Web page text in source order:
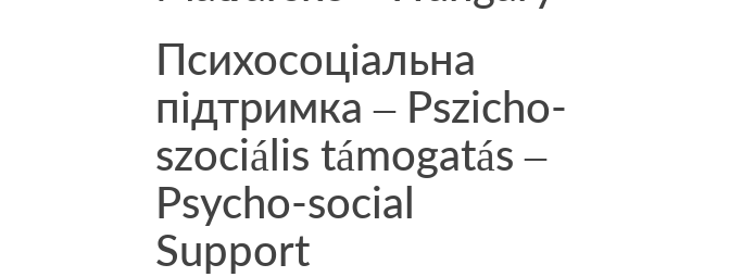
Психосоціальна
підтримка – Pszicho-
szociális támogatás –
Psycho-social
Support